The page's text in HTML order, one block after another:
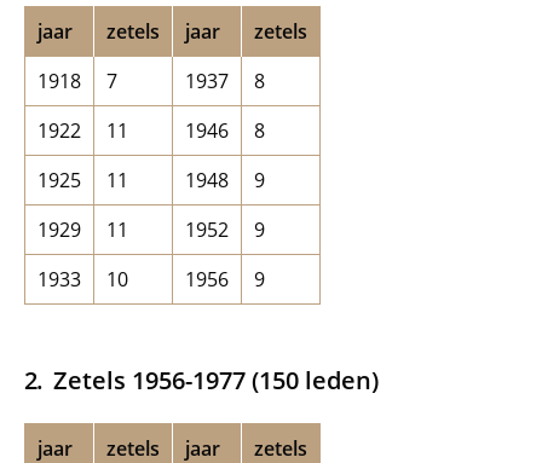
jaar zetels jaar
zetels
1918
7 1937
8
1922
11 1946
8
1925
11 1948
9
1929
11 1952
9
1933
10 1956 9
Zetels 1956-1977 (150 leden)
jaar zetels jaar
zetels